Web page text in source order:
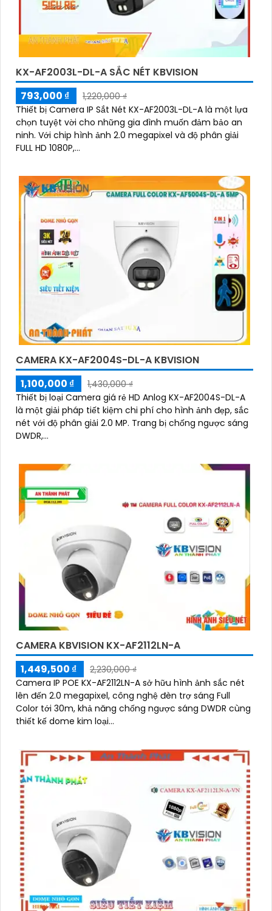
KX-AF2003L-DL-A SẮC NÉT KBVISION
793,000 ₫
1,220,000 ₫
Thiết bị Camera IP Sắt Nét KX-AF2003L-DL-A là một lựa
chọn tuyệt vời cho những gia đình muốn đảm bảo an
ninh. Với chip hình ảnh 2.0 megapixel và độ phân giải
FULL HD 1080P,...
CAMERA KX-AF2004S-DL-A KBVISION
1,100,000 ₫
1,430,000 ₫
Thiết bị loại Camera giá rẻ HD Anlog KX-AF2004S-DL-A
là một giải pháp tiết kiệm chi phí cho hình ảnh đẹp, sắc
nét với độ phân giải 2.0 MP. Trang bị chống ngược sáng
DWDR,...
CAMERA KBVISION KX-AF2112LN-A
1,449,500 ₫
2,230,000 ₫
Camera IP POE KX-AF2112LN-A sở hữu hình ảnh sắc nét
lên đến 2.0 megapixel, công nghệ đèn trợ sáng Full
Color tới 30m, khả năng chống ngược sáng DWDR cùng
thiết kế dome kim loại...